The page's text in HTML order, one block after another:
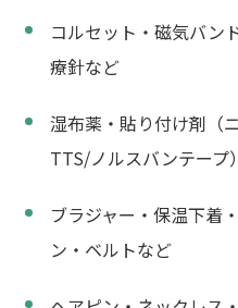
コルセット・磁気バン
療針など
湿布薬・貼り付け剤（
TTS/ノルスバンテープ）
ブラジャー・保温下着
ン・ベルトなど